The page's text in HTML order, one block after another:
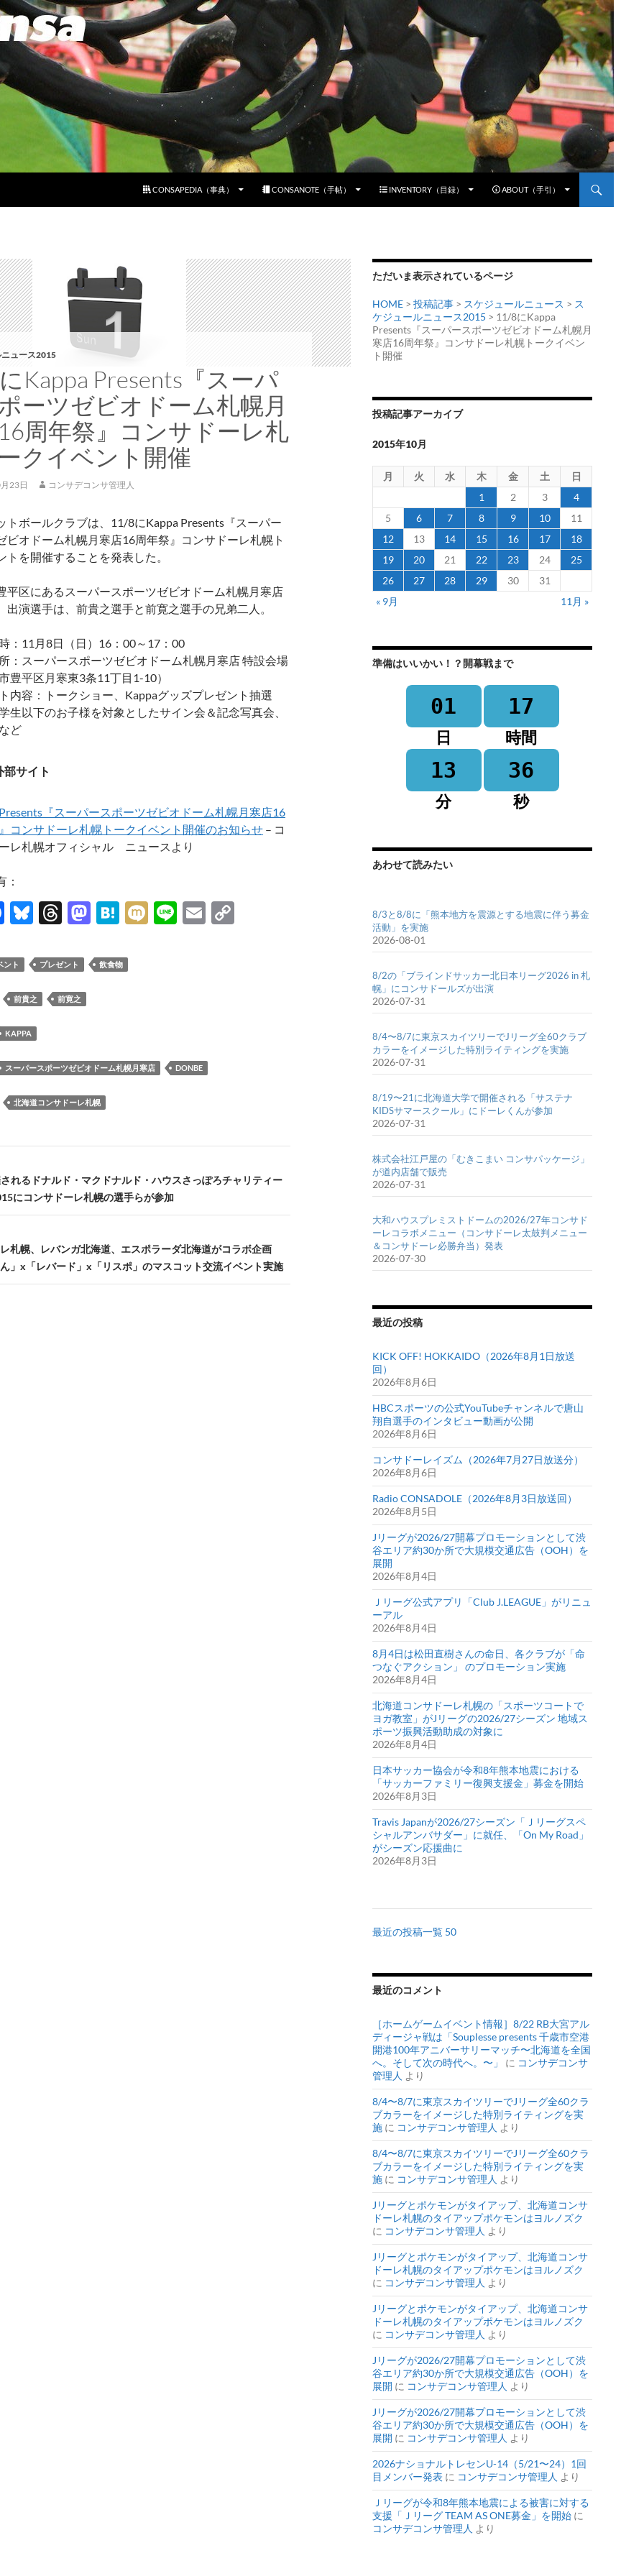
CONSAPEDIA（事典）
CONSANOTE（手帖） INVENTORY（目録） ABOUT（手引）
ュース2015
Kappa Presents『スーパ
ーツゼビオドーム札幌月
周年祭』コンサドーレ札
クイベント開催
23日 コンサデコンサ管理人
トボールクラブは、11/8にKappa Presents『スーパー
ビオドーム札幌月寒店16周年祭』コンサドーレ札幌ト
トを開催することを発表した。
平区にあるスーパースポーツゼビオドーム札幌月寒店
出演選手は、前貴之選手と前寛之選手の兄弟二人。
：11月8日（日）16：00～17：00
：スーパースポーツゼビオドーム札幌月寒店 特設会場
市豊平区月寒東3条11丁目1-10）
内容：トークショー、Kappaグッズプレゼント抽選
生以下のお子様を対象としたサイン会＆記念写真会、
ど
部サイト
『スーパースポーツゼビオドーム札幌月寒店16
コンサドーレ札幌トークイベント開催のお知らせ – コ
レ札幌オフィシャル ニュースより
：
F
e
o
o
Bl
es
y
T
e
ds
M
to
H
e
M Li
E
ント プレゼント 飲食物
前貴之 前寛之
KAPPA
スーパースポーツゼビオドーム札幌月寒店 DONBE
北海道コンサドーレ札幌
れるドナルド・マクドナルド・ハウスさっぽろチャリティー
にコンサドーレ札幌の選手らが参加
札幌、レバンガ北海道、エスポラーダ北海道がコラボ企画
ん」x「レバード」x「リスポ」のマスコット交流イベント実施
ただいま表示されているページ
HOME > 投稿記事 > スケジュールニュース > ス
ケジュールニュース2015 > 11/8にKappa
Presents『スーパースポーツゼビオドーム札幌月
寒店16周年祭』コンサドーレ札幌トークイベン
ト開催
投稿記事アーカイブ
2015年10月
月 火 水 木 金 土
日
1
2 3
4
5
6 7 8 9 10
11
12
13 14 15 16 17
18
19
20 21 22 23 24
25
26
27 28 29 30
31
« 9月
11月 »
準備はいいかい！？開幕戦まで
01
日
17
時間
13
分
35
秒
あわせて読みたい
8/3と8/8に「熊本地方を震源とする地震に伴う募金
活動」を実施
2026-08-01
8/2の「ブラインドサッカー北日本リーグ2026 in 札
幌」にコンサドールズが出演
2026-07-31
8/4〜8/7に東京スカイツリーでJリーグ全60クラブ
カラーをイメージした特別ライティングを実施
2026-07-31
8/19〜21に北海道大学で開催される「サステナ
KIDSサマースクール」にドーレくんが参加
2026-07-31
株式会社江戸屋の「むきこまい コンサパッケージ」
が道内店舗で販売
2026-07-31
大和ハウスプレミストドームの2026/27年コンサド
ーレコラボメニュー（コンサドーレ太鼓判メニュー
＆コンサドーレ必勝弁当）発表
2026-07-30
最近の投稿
KICK OFF! HOKKAIDO（2026年8月1日放送
回）
2026年8月6日
HBCスポーツの公式YouTubeチャンネルで唐山
翔自選手のインタビュー動画が公開
2026年8月6日
コンサドーレイズム（2026年7月27日放送分）
2026年8月6日
Radio CONSADOLE（2026年8月3日放送回）
2026年8月5日
Jリーグが2026/27開幕プロモーションとして渋
谷エリア約30か所で大規模交通広告（OOH）を
展開
2026年8月4日
Ｊリーグ公式アプリ「Club J.LEAGUE」がリニュ
ーアル
2026年8月4日
8月4日は松田直樹さんの命日、各クラブが「命
つなぐアクション」 のプロモーション実施
2026年8月4日
北海道コンサドーレ札幌の「スポーツコートで
ヨガ教室」がJリーグの2026/27シーズン 地域ス
ポーツ振興活動助成の対象に
2026年8月4日
日本サッカー協会が令和8年熊本地震における
「サッカーファミリー復興支援金」募金を開始
2026年8月3日
Travis Japanが2026/27シーズン「Ｊリーグスペ
シャルアンバサダー」に就任、「On My Road」
がシーズン応援曲に
2026年8月3日
最近の投稿一覧 50
最近のコメント
［ホームゲームイベント情報］8/22 RB大宮アル
ディージャ戦は「Souplesse presents 千歳市空港
開港100年アニバーサリーマッチ〜北海道を全国
へ。そして次の時代へ。〜」
に コンサデコンサ
管理人 より
8/4〜8/7に東京スカイツリーでJリーグ全60クラ
ブカラーをイメージした特別ライティングを実
施 に コンサデコンサ管理人 より
8/4〜8/7に東京スカイツリーでJリーグ全60クラ
ブカラーをイメージした特別ライティングを実
施 に コンサデコンサ管理人 より
Jリーグとポケモンがタイアップ、北海道コンサ
ドーレ札幌のタイアップポケモンはヨルノズク
に コンサデコンサ管理人 より
Jリーグとポケモンがタイアップ、北海道コンサ
ドーレ札幌のタイアップポケモンはヨルノズク
に コンサデコンサ管理人 より
Jリーグとポケモンがタイアップ、北海道コンサ
ドーレ札幌のタイアップポケモンはヨルノズク
に コンサデコンサ管理人 より
Jリーグが2026/27開幕プロモーションとして渋
谷エリア約30か所で大規模交通広告（OOH）を
展開 に コンサデコンサ管理人 より
Jリーグが2026/27開幕プロモーションとして渋
谷エリア約30か所で大規模交通広告（OOH）を
展開 に コンサデコンサ管理人 より
2026ナショナルトレセンU-14（5/21〜24）1回
目メンバー発表 に コンサデコンサ管理人 より
Ｊリーグが令和8年熊本地震による被害に対する
支援「Ｊリーグ TEAM AS ONE募金」を開始 に
コンサデコンサ管理人 より